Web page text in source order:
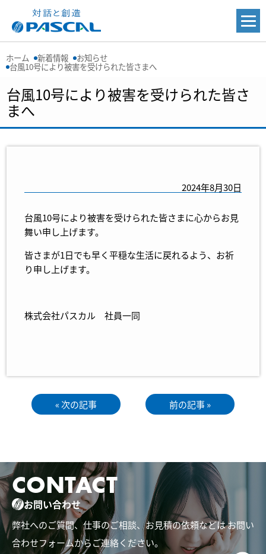
ホーム 新着情報 お知らせ
台風10号により被害を受けられた皆さまへ
台風10号により被害を受けられた皆さ
まへ
2024年8月30日
台風10号により被害を受けられた皆さまに心からお見
舞い申し上げます。
皆さまが1日でも早く平穏な生活に戻れるよう、お祈
り申し上げます。
株式会社パスカル 社員一同
« 次の記事 前の記事 »
CONTACT
お問い合わせ
弊社へのご質問、仕事のご相談、お見積の依頼などはお問い
合わせフォームからご連絡ください。